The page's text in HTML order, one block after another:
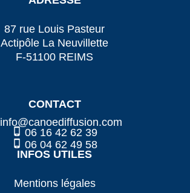
87 rue Louis Pasteur
Actipôle La Neuvillette
F-51100 REIMS
CONTACT
06 16 42 62 39
06 04 62 49 58
info@canoediffusion.com
INFOS UTILES
Mentions légales